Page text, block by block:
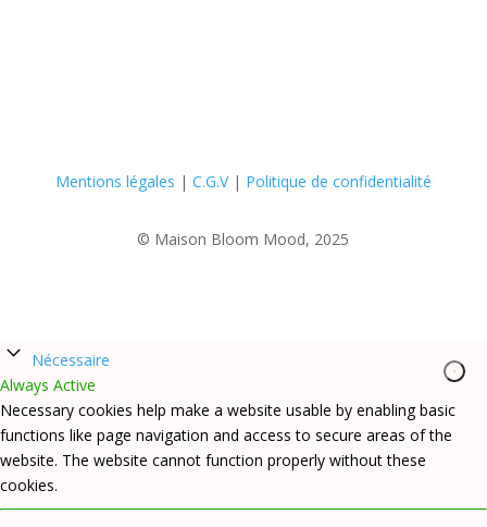
Mentions légales | C.G.V| Politique de confidentialité
© Maison Bloom Mood, 2025
Nécessaire
Always Active
Necessary cookies help make a website usable by enabling basic
functions like page navigation and access to secure areas of the
website. The website cannot function properly without these
cookies.